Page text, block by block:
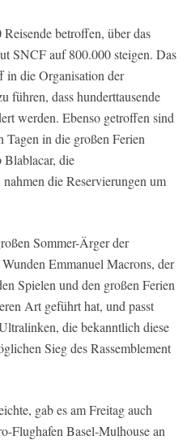
betroffen, über das
SNCF auf 800.000 steigen. Das
in die Organisation der
führen, dass hunderttausende
werden. Ebenso getroffen sind
Tagen in die großen Ferien
die
die Reservierungen um
Sommer-Ärger der
Emmanuel Macrons, der
Spielen und den großen Ferien
Art geführt hat, und passt
die bekanntlich diese
Sieg des Rassemblement
gab es am Freitag auch
Flughafen Basel-Mulhouse an